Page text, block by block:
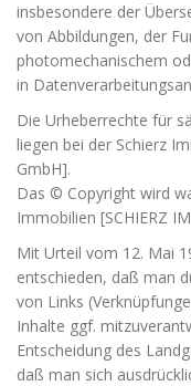
insbesondere der
von Abbildungen, der
photomechanischem
in
Die Urheberrechte für
liegen bei der Schierz
GmbH].
Das © Copyright wird
Immobilien [SCHIERZ
Mit Urteil vom 12. Mai
entschieden, daß man
von Links
Inhalte ggf.
Entscheidung des
daß man sich